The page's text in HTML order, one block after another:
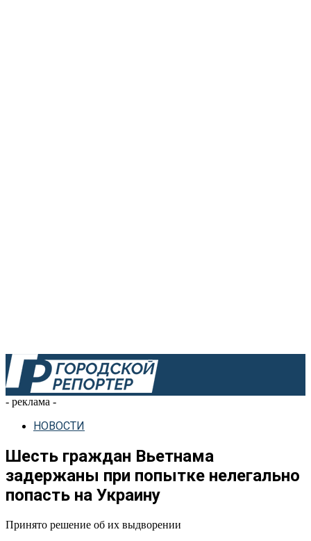
- реклама -
НОВОСТИ
Шесть граждан Вьетнама
задержаны при попытке нелегально
попасть на Украину
Принято решение об их выдворении